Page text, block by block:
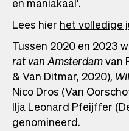
Lees hier het volledige
Tussen 2020 en 2023
rat van Amsterdamvan
& Van Ditmar, 2020),
Nico Dros (Van
Ilja Leonard Pfeijffer
genomineerd.